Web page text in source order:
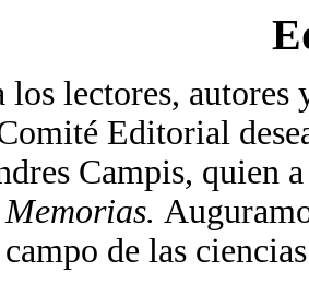
los lectores,
Editorial
Campis, quien
Memorias.
de las